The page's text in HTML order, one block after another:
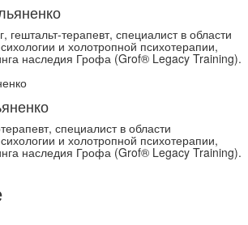
гештальт-терапевт, специалист в области
и холотропной психотерапии,
наследия Грофа (Grof® Legacy Training).
специалист в области
и холотропной психотерапии,
наследия Грофа (Grof® Legacy Training).